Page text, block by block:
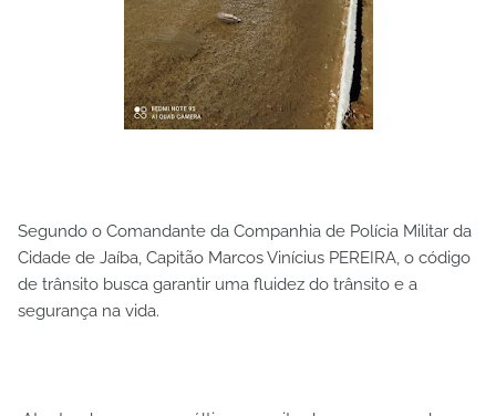
Segundo o Comandante da Companhia de Polícia Militar da
Cidade de Jaíba, Capitão Marcos Vinícius PEREIRA, o código
de trânsito busca garantir uma fluidez do trânsito e a
segurança na vida.